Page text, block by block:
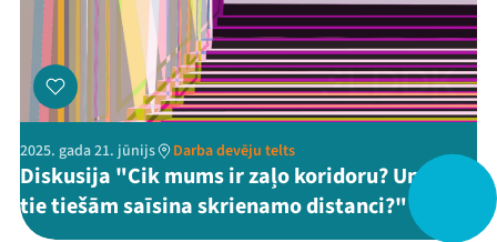
2025. gada 21. jūnijs Darba devēju telts
Diskusija "Cik mums ir zaļo koridoru? Un vai
tie tiešām saīsina skrienamo distanci?"